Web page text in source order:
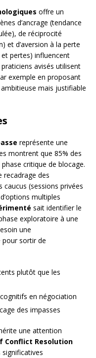
offre un
d’ancrage (tendance
de réciprocité
et d’aversion à la perte
pertes) influencent
avisés utilisent
exemple en proposant
mais justifiable
représente une
montrent que 85% des
critique de blocage.
recadrage des
caucus (sessions privées
multiples
sait identifier le
exploratoire à une
une
sortir de
plutôt que les
en négociation
des impasses
une attention
Conflict Resolution